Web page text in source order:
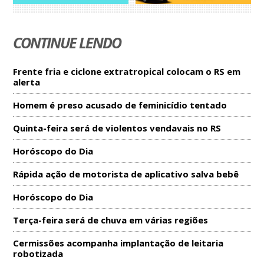
CONTINUE LENDO
Frente fria e ciclone extratropical colocam o RS em
alerta
Homem é preso acusado de feminicídio tentado
Quinta-feira será de violentos vendavais no RS
Horóscopo do Dia
Rápida ação de motorista de aplicativo salva bebê
Horóscopo do Dia
Terça-feira será de chuva em várias regiões
Cermissões acompanha implantação de leitaria
robotizada